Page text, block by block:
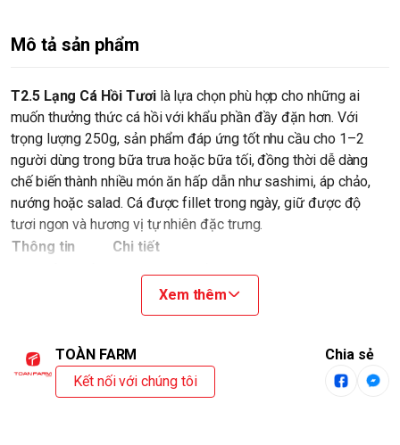
Mô tả sản phẩm
T2.5 Lạng Cá Hồi Tươilà lựa chọn phù hợp cho những ai
muốn thưởng thức cá hồi với khẩu phần đầy đặn hơn. Với
trọng lượng 250g, sản phẩm đáp ứng tốt nhu cầu cho 1–2
người dùng trong bữa trưa hoặc bữa tối, đồng thời dễ dàng
chế biến thành nhiều món ăn hấp dẫn như sashimi, áp chảo,
nướng hoặc salad. Cá được fillet trong ngày, giữ được độ
tươi ngon và hương vị tự nhiên đặc trưng.
Thông tin
Chi tiết
Cá hồi nhập khẩu
Quy cách
Khẩu phần
tham khảo
Khoảng 1-2 người
Xem thêm
TOÀN FARM
Kết nối với chúng tôi
Chia sẻ